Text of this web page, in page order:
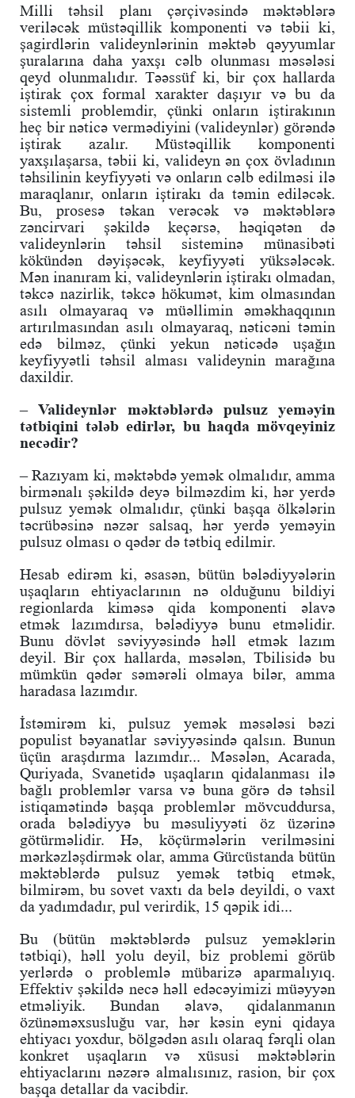
Milli təhsil planı çərçivəsində məktəblərə
veriləcək müstəqillik komponenti və təbii ki,
şagirdlərin valideynlərinin məktəb qəyyumlar
şuralarına daha yaxşı cəlb olunması məsələsi
qeyd olunmalıdır. Təəssüf ki, bir çox hallarda
iştirak çox formal xarakter daşıyır və bu da
sistemli problemdir, çünki onların iştirakının
heç bir nəticə vermədiyini (valideynlər) görəndə
iştirak azalır. Müstəqillik komponenti
yaxşılaşarsa, təbii ki, valideyn ən çox övladının
təhsilinin keyfiyyəti və onların cəlb edilməsi ilə
maraqlanır, onların iştirakı da təmin ediləcək.
Bu, prosesə təkan verəcək və məktəblərə
zəncirvari şəkildə keçərsə, həqiqətən də
valideynlərin təhsil sisteminə münasibəti
kökündən dəyişəcək, keyfiyyəti yüksələcək.
Mən inanıram ki, valideynlərin iştirakı olmadan,
təkcə nazirlik, təkcə hökumət, kim olmasından
asılı olmayaraq və müəllimin əməkhaqqının
artırılmasından asılı olmayaraq, nəticəni təmin
edə bilməz, çünki yekun nəticədə uşağın
keyfiyyətli təhsil alması valideynin marağına
daxildir.
– Valideynlər məktəblərdə pulsuz yeməyin
tətbiqini tələb edirlər, bu haqda mövqeyiniz
necədir?
– Razıyam ki, məktəbdə yemək olmalıdır, amma
birmənalı şəkildə deyə bilməzdim ki, hər yerdə
pulsuz yemək olmalıdır, çünki başqa ölkələrin
təcrübəsinə nəzər salsaq, hər yerdə yeməyin
pulsuz olması o qədər də tətbiq edilmir.
Hesab edirəm ki, əsasən, bütün bələdiyyələrin
uşaqların ehtiyaclarının nə olduğunu bildiyi
regionlarda kiməsə qida komponenti əlavə
etmək lazımdırsa, bələdiyyə bunu etməlidir.
Bunu dövlət səviyyəsində həll etmək lazım
deyil. Bir çox hallarda, məsələn, Tbilisidə bu
mümkün qədər səmərəli olmaya bilər, amma
haradasa lazımdır.
İstəmirəm ki, pulsuz yemək məsələsi bəzi
populist bəyanatlar səviyyəsində qalsın. Bunun
üçün araşdırma lazımdır... Məsələn, Acarada,
Quriyada, Svanetidə uşaqların qidalanması ilə
bağlı problemlər varsa və buna görə də təhsil
istiqamətində başqa problemlər mövcuddursa,
orada bələdiyyə bu məsuliyyəti öz üzərinə
götürməlidir. Hə, köçürmələrin verilməsini
mərkəzləşdirmək olar, amma Gürcüstanda bütün
məktəblərdə pulsuz yemək tətbiq etmək,
bilmirəm, bu sovet vaxtı da belə deyildi, o vaxt
da yadımdadır, pul verirdik, 15 qəpik idi...
Bu (bütün məktəblərdə pulsuz yeməklərin
tətbiqi), həll yolu deyil, biz problemi görüb
yerlərdə o problemlə mübarizə aparmalıyıq.
Effektiv şəkildə necə həll edəcəyimizi müəyyən
etməliyik. Bundan əlavə, qidalanmanın
özünəməxsusluğu var, hər kəsin eyni qidaya
ehtiyacı yoxdur, bölgədən asılı olaraq fərqli olan
konkret uşaqların və xüsusi məktəblərin
ehtiyaclarını nəzərə almalısınız, rasion, bir çox
başqa detallar da vacibdir.